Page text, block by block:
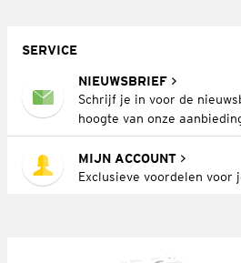
SERVICE
NIEUWSBRIEF
Schrijf je in voor de
hoogte van onze
MIJN ACCOUNT
Exclusieve voordelen voor